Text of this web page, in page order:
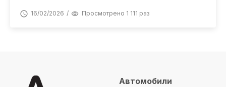
16/02/2026 Просмотрено 1 111 раз
Автомобили